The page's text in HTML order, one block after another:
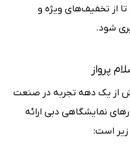
از تخفیف‌های ویژه و
شود.
پرواز
از یک دهه تجربه در صنعت
نمایشگاهی دبی ارائه
است: